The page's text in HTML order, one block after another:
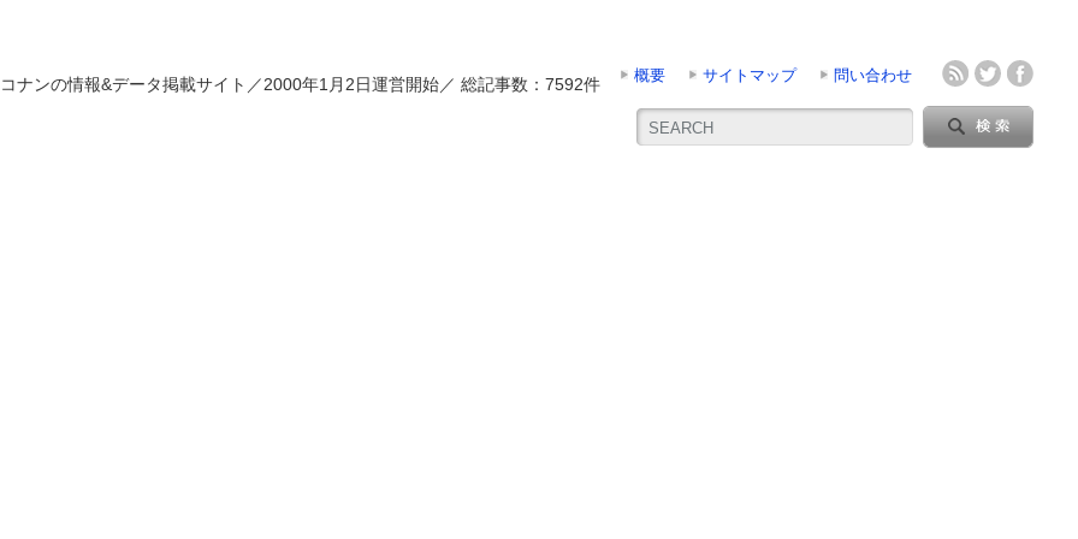
概要 サイトマップ 問い合わせ
ナンの情報&データ掲載サイト／2000年1月2日運営開始／ 総記事数：7592件